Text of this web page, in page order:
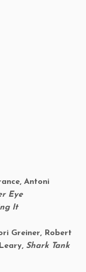
Antoni
Eye
It
Greiner, Robert
Shark Tank